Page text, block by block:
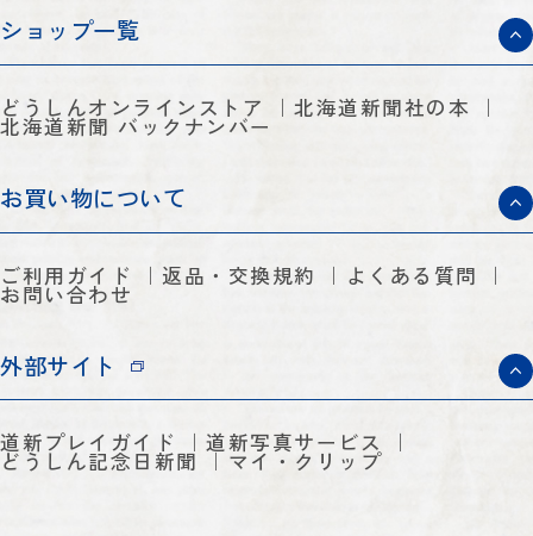
ショップ一覧
どうしんオンラインストア 北海道新聞社の本
北海道新聞 バックナンバー
お買い物について
ご利用ガイド 返品・交換規約 よくある質問
お問い合わせ
外部サイト
道新プレイガイド 道新写真サービス
どうしん記念日新聞 マイ・クリップ